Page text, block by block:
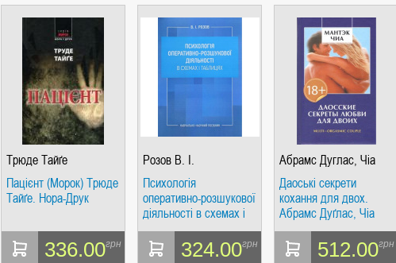
Трюде Тайґе
Пацієнт (Морок) Трюде
Тайґе. Нора-Друк
336.00грн
Розов В. І.
Психологія
оперативно-розшукової
діяльності в схемах і
таблицях. КНТ
324.00грн
Абрамс Дуглас, Чіа
Мантек
Даоські секрети
кохання для двох.
Абрамс Дуґлас, Чіа
Мантек. Софія
512.00грн